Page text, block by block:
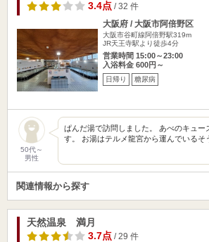
3.4点 / 32 件
大阪府 / 大阪市阿倍野区
大阪市谷町線阿倍野駅319m
JR天王寺駅より徒歩4分
営業時間 15:00～23:00
入浴料金 600円～
日帰り 糖尿病
50代～
男性
ぱんだ湯で訪問しました。 あべのキュー
す。 お湯はテルメ龍宮から運んでいるそ
関連情報から探す
天然温泉 満月
3.7点 / 29 件